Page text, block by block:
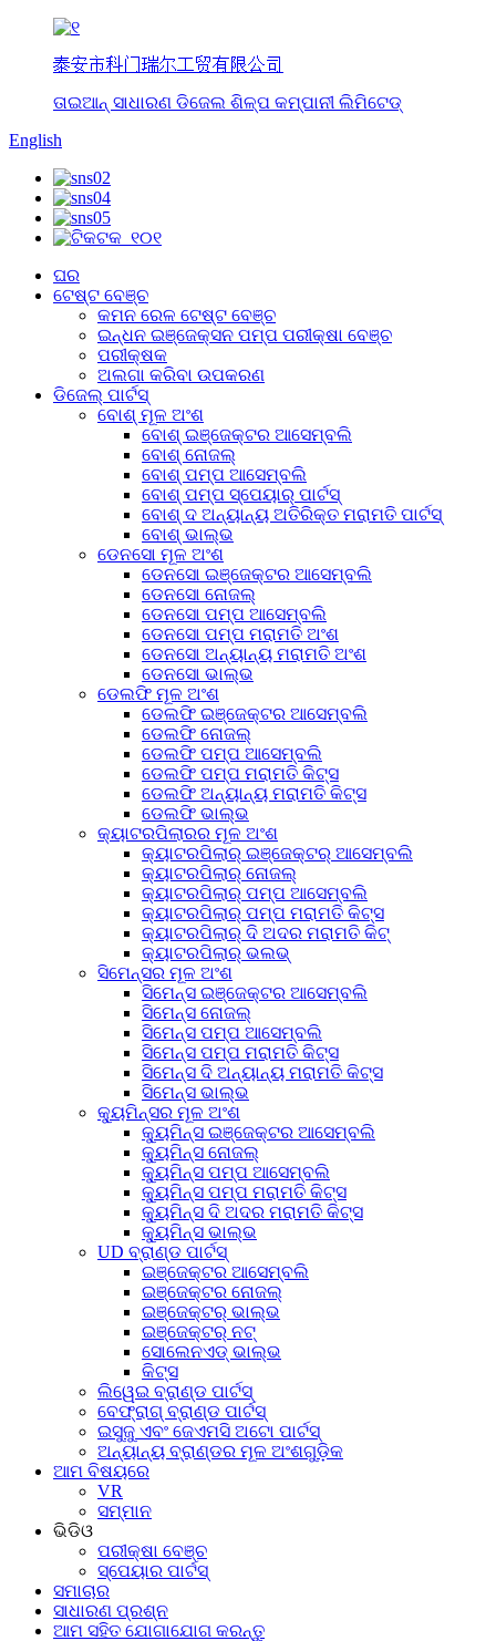
泰安市科门瑞尔工贸有限公司
ତାଇଆନ୍ ସାଧାରଣ ଡିଜେଲ ଶିଳ୍ପ କମ୍ପାନୀ ଲିମିଟେଡ୍
English
ଘର
ଟେଷ୍ଟ ବେଞ୍ଚ
କମନ ରେଳ ଟେଷ୍ଟ ବେଞ୍ଚ
ଇନ୍ଧନ ଇଞ୍ଜେକ୍ସନ ପମ୍ପ ପରୀକ୍ଷା ବେଞ୍ଚ
ପରୀକ୍ଷକ
ଅଲଗା କରିବା ଉପକରଣ
ଡିଜେଲ୍ ପାର୍ଟସ୍
ବୋଶ୍ ମୂଳ ଅଂଶ
ବୋଶ୍ ଇଞ୍ଜେକ୍ଟର ଆସେମ୍ବଲି
ବୋଶ୍ ନୋଜଲ୍
ବୋଶ୍ ପମ୍ପ ଆସେମ୍ବଲି
ବୋଶ୍ ପମ୍ପ ସ୍ପେୟାର୍ ପାର୍ଟସ୍
ବୋଶ୍ ଦ ଅନ୍ୟାନ୍ୟ ଅତିରିକ୍ତ ମରାମତି ପାର୍ଟସ୍
ବୋଶ୍ ଭାଲ୍ଭ
ଡେନସୋ ମୂଳ ଅଂଶ
ଡେନସୋ ଇଞ୍ଜେକ୍ଟର ଆସେମ୍ବଲି
ଡେନସୋ ନୋଜଲ୍
ଡେନସୋ ପମ୍ପ ଆସେମ୍ବଲି
ଡେନସୋ ପମ୍ପ ମରାମତି ଅଂଶ
ଡେନସୋ ଅନ୍ୟାନ୍ୟ ମରାମତି ଅଂଶ
ଡେନସୋ ଭାଲ୍ଭ
ଡେଲଫି ମୂଳ ଅଂଶ
ଡେଲଫି ଇଞ୍ଜେକ୍ଟର ଆସେମ୍ବଲି
ଡେଲଫି ନୋଜଲ୍
ଡେଲଫି ପମ୍ପ ଆସେମ୍ବଲି
ଡେଲଫି ପମ୍ପ ମରାମତି କିଟ୍ସ
ଡେଲଫି ଅନ୍ୟାନ୍ୟ ମରାମତି କିଟ୍ସ
ଡେଲଫି ଭାଲ୍ଭ
କ୍ୟାଟରପିଲାରର ମୂଳ ଅଂଶ
କ୍ୟାଟରପିଲାର୍ ଇଞ୍ଜେକ୍ଟର୍ ଆସେମ୍ବଲି
କ୍ୟାଟରପିଲାର୍ ନୋଜଲ୍
କ୍ୟାଟରପିଲାର୍ ପମ୍ପ ଆସେମ୍ବଲି
କ୍ୟାଟରପିଲାର୍ ପମ୍ପ ମରାମତି କିଟ୍ସ
କ୍ୟାଟରପିଲାର୍ ଦି ଅଦର ମରାମତି କିଟ୍
କ୍ୟାଟରପିଲାର୍ ଭଲଭ୍
ସିମେନ୍ସର ମୂଳ ଅଂଶ
ସିମେନ୍ସ ଇଞ୍ଜେକ୍ଟର ଆସେମ୍ବଲି
ସିମେନ୍ସ ନୋଜଲ୍
ସିମେନ୍ସ ପମ୍ପ ଆସେମ୍ବଲି
ସିମେନ୍ସ ପମ୍ପ ମରାମତି କିଟ୍ସ
ସିମେନ୍ସ ଦି ଅନ୍ୟାନ୍ୟ ମରାମତି କିଟ୍ସ
ସିମେନ୍ସ ଭାଲ୍ଭ
କ୍ୟୁମିନ୍ସର ମୂଳ ଅଂଶ
କ୍ୟୁମିନ୍ସ ଇଞ୍ଜେକ୍ଟର ଆସେମ୍ବଲି
କ୍ୟୁମିନ୍ସ ନୋଜଲ୍
କ୍ୟୁମିନ୍ସ ପମ୍ପ ଆସେମ୍ବଲି
କ୍ୟୁମିନ୍ସ ପମ୍ପ ମରାମତି କିଟ୍ସ
କ୍ୟୁମିନ୍ସ ଦି ଅଦର ମରାମତି କିଟ୍ସ
କ୍ୟୁମିନ୍ସ ଭାଲ୍ଭ
UD ବ୍ରାଣ୍ଡ ପାର୍ଟସ୍
ଇଞ୍ଜେକ୍ଟର ଆସେମ୍ବଲି
ଇଞ୍ଜେକ୍ଟର ନୋଜଲ୍
ଇଞ୍ଜେକ୍ଟର୍ ଭାଲ୍ଭ
ଇଞ୍ଜେକ୍ଟର୍ ନଟ୍
ସୋଲେନଏଡ୍ ଭାଲ୍ଭ
କିଟ୍ସ
ଲିୱେଇ ବ୍ରାଣ୍ଡ ପାର୍ଟସ୍
ବେଫ୍ରାଗ୍ ବ୍ରାଣ୍ଡ ପାର୍ଟସ୍
ଇସୁଜୁ ଏବଂ ଜେଏମସି ଅଟୋ ପାର୍ଟସ୍
ଅନ୍ୟାନ୍ୟ ବ୍ରାଣ୍ଡର ମୂଳ ଅଂଶଗୁଡ଼ିକ
ଆମ ବିଷୟରେ
VR
ସମ୍ମାନ
ଭିଡିଓ
ପରୀକ୍ଷା ବେଞ୍ଚ
ସ୍ପେୟାର ପାର୍ଟସ୍‌
ସମାଚାର
ସାଧାରଣ ପ୍ରଶ୍ନ
ଆମ ସହିତ ଯୋଗାଯୋଗ କରନ୍ତୁ